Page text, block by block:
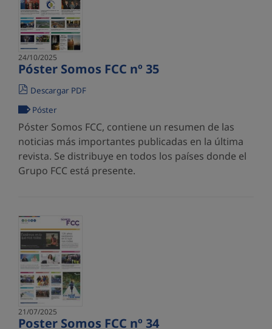
24/10/2025
Póster Somos FCC nº 35
Descargar PDF
Póster
Póster Somos FCC, contiene un resumen de las
noticias más importantes publicadas en la última
revista. Se distribuye en todos los países donde el
Grupo FCC está presente.
21/07/2025
Poster Somos FCC nº 34